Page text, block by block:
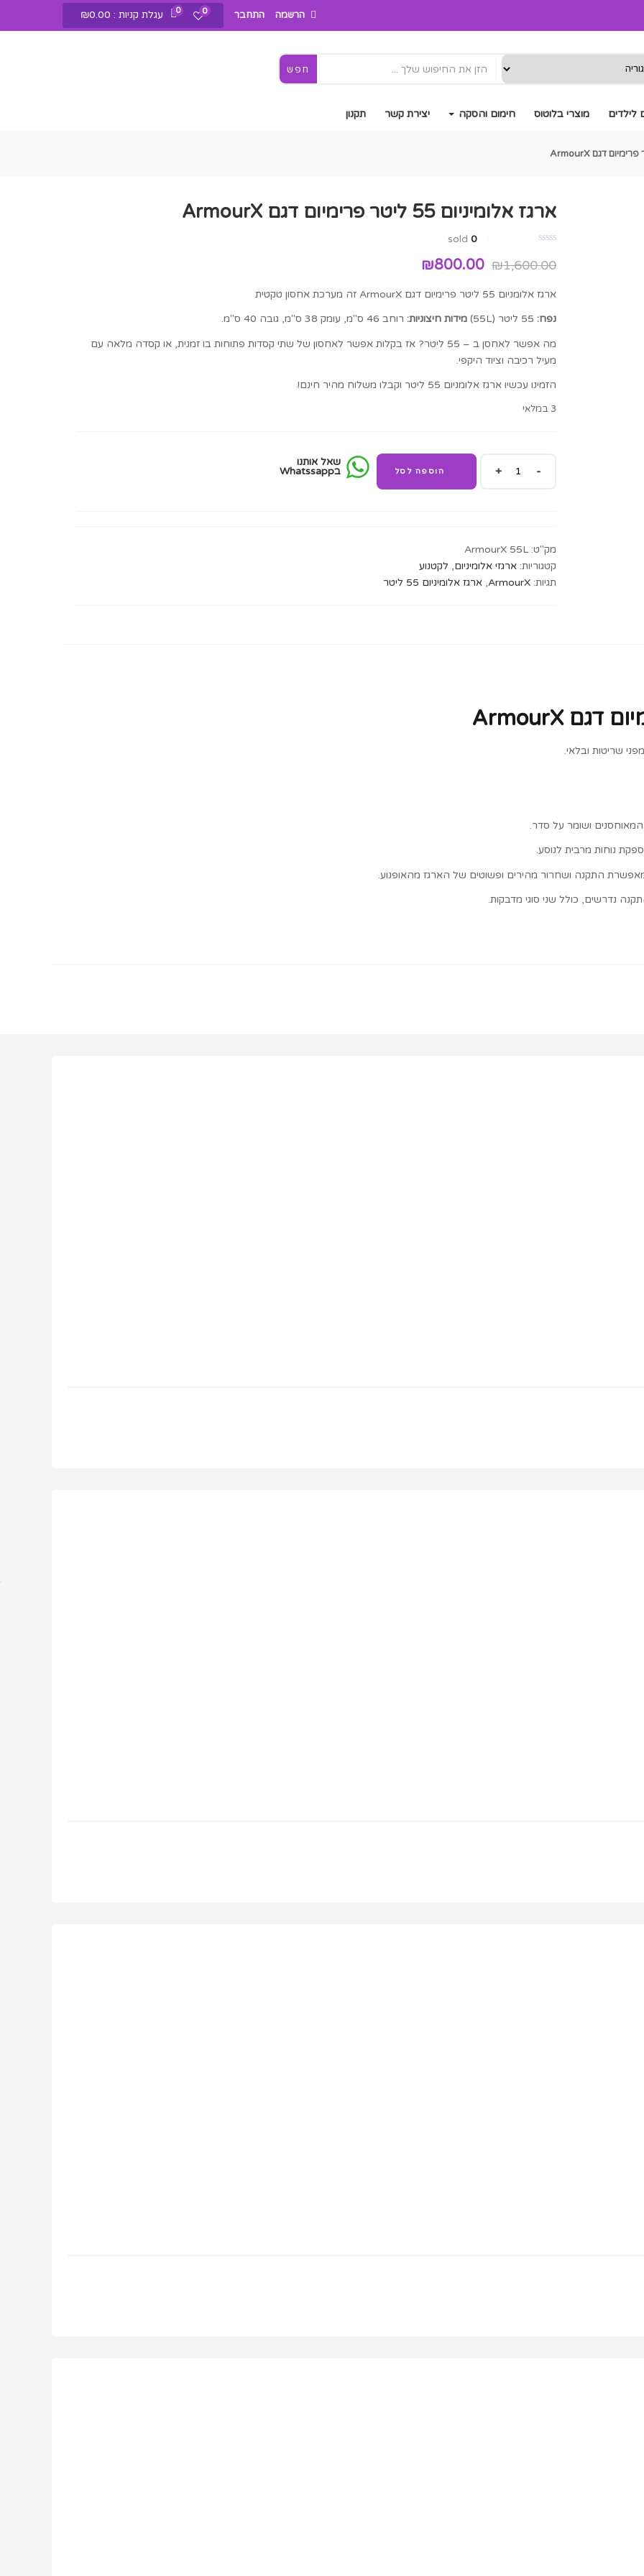
עגלת קניות : ₪0.00 0 0 הרשמה התחבר
חפש
לילדים מוצרי בלוטוס חימום והסקה יצירת קשר תקנון
ארגז אלומיניום 55 ליטר פרימיום דגם ArmourX
0
sold
₪1,600.00
המחיר
המקורי
היה:
₪1,600.00.
₪800.00
הנוכחי
הוא:
₪800.00.
ארגז אלומניום 55 ליטר פרימיום דגם ArmourX זה מערכת אחסון טקטית
נפח: 55 ליטר (55L) מידות חיצוניות: רוחב 46 ס"מ, עומק 38 ס"מ, גובה 40 ס"מ.
מה אפשר לאחסן ב – 55 ליטר? אז בקלות אפשר לאחסון של שתי קסדות פתוחות בו זמנית, או קסדה מלאה עם
מעיל רכיבה וציוד היקפי.
הזמינו עכשיו ארגז אלומניום 55 ליטר וקבלו משלוח מהיר חינם!
3 במלאי
דגם
ArmourX
quantity
הוספה לסל
שאל אותנו
בWhatssapp
מק"ט: ArmourX 55L
קטגוריות: ארגזי אלומיניום, לקטנוע
תגיות: ArmourX
, ארגז אלומיניום 55 ליטר
שריטות ובלאי.
ושומר על סדר.
נוחות מרבית לנוסע.
התקנה ושחרור מהירים ופשוטים של הארגז מהאופנוע.
נדרשים, כולל שני סוגי מדבקות.